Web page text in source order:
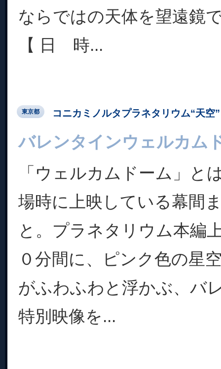
ならではの天体を望遠鏡
【 日 時...
東京都 コニカミノルタプラネタリウム“天
バレンタインウェルカム
「ウェルカムドーム」と
場時に上映している幕間
と。プラネタリウム本編
０分間に、ピンク色の星
がふわふわと浮かぶ、バ
特別映像を...